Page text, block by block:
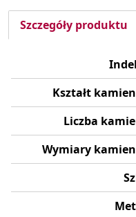
Szczegóły produktu
Kształt
Liczba
Wymiary